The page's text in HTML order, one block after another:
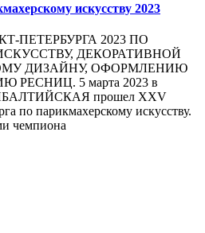
искусству 2023
ПЕТЕРБУРГА 2023 ПО
ДЕКОРАТИВНОЙ
ДИЗАЙНУ, ОФОРМЛЕНИЮ
5 марта 2023 в
прошел XXV
по парикмахерскому искусству.
чемпиона